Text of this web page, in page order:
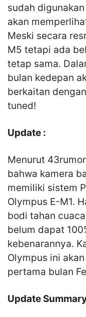
sudah digunakan
akan
Meski secara
M5 tetapi ada
tetap sama.
bulan kedepan
berkaitan
tuned!
Update :
Menurut
bahwa kamera
memiliki sistem
Olympus E-M1.
bodi tahan
belum dapat
kebenarannya.
Olympus ini
pertama bulan
Update